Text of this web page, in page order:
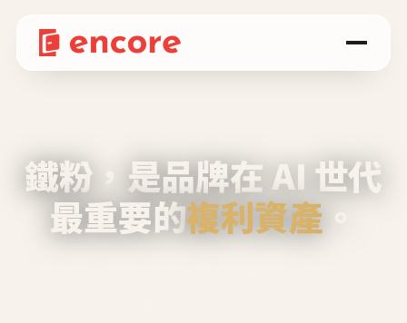
鐵粉，是品牌在 AI 世代
最重要的複利資產 。